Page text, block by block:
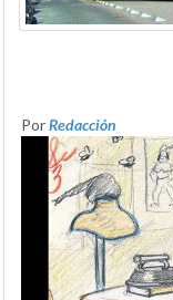
PorRedacción